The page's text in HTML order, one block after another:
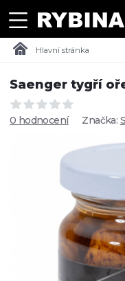
Hlavní stránka
Saenger tygří
0 hodnocení Značka: